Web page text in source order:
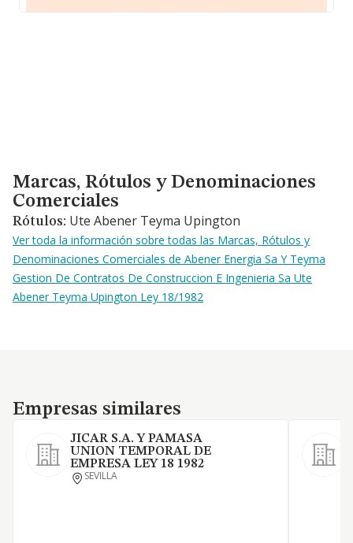
Marcas, Rótulos y Denominaciones Comerciales
Marcas, Rótulos y Denominaciones
Comerciales
Rótulos: Ute Abener Teyma Upington
Ver toda la información sobre todas las Marcas, Rótulos y
Denominaciones Comerciales de Abener Energia Sa Y Teyma
Gestion De Contratos De Construccion E Ingenieria Sa Ute
Abener Teyma Upington Ley 18/1982
Empresas similares
Empresas similares
JICAR S.A. Y PAMASA
UNION TEMPORAL DE
EMPRESA LEY 18 1982
SEVILLA